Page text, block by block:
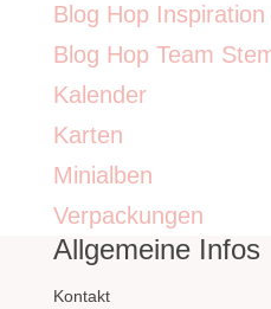
Blog Hop Inspiration
Blog Hop Team
Kalender
Karten
Minialben
Verpackungen
Allgemeine Infos
Kontakt